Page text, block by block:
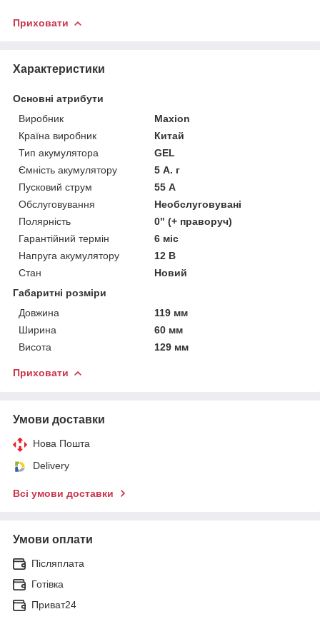
Приховати
Характеристики
Основні атрибути
Виробник
Maxion
Країна виробник
Китай
Тип акумулятора
GEL
Ємність акумулятору
5 А. г
Пусковий струм
55 А
Обслуговування
Необслуговувані
Полярність
0" (+ праворуч)
Гарантійний термін
6 міс
Напруга акумулятору
12 В
Стан
Новий
Габаритні розміри
Довжина
119 мм
Ширина
60 мм
Висота
129 мм
Приховати
Умови доставки
Нова Пошта
Delivery
Всі умови доставки
Умови оплати
Післяплата
Готівка
Приват24